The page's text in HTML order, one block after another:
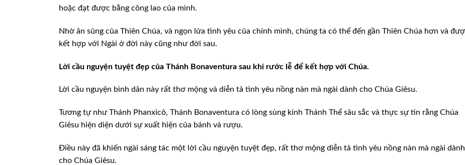
hoặc đạt được bằng công lao của mình.
Nhờ ân sủng của Thiên Chúa, và ngọn lửa tình yêu của chính mình, chúng ta có thể đến gần Thiên Chúa hơn và
kết hợp với Ngài ở đời này cũng như đời sau.
Lời cầu nguyện tuyệt đẹp của Thánh Bonaventura sau khi rước lễ để kết hợp với Chúa.
Lời cầu nguyện bình dân này rất thơ mộng và diễn tả tình yêu nồng nàn mà ngài dành cho Chúa Giêsu.
Tương tự như Thánh Phanxicô, Thánh Bonaventura có lòng sùng kính Thánh Thể sâu sắc và thực sự tin rằng Chúa
Giêsu hiện diện dưới sự xuất hiện của bánh và rượu.
Điều này đã khiến ngài sáng tác một lời cầu nguyện tuyệt đẹp, rất thơ mộng diễn tả tình yêu nồng nàn mà ngài dành
cho Chúa Giêsu.